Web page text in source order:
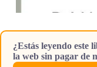
¿Estás leyendo
la web sin pagar de